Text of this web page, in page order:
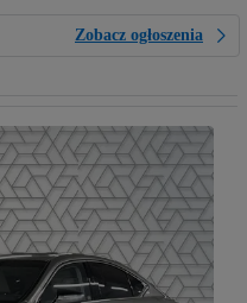
Zobacz ogłoszenia